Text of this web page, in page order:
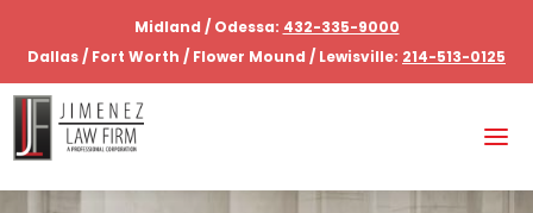
Midland / Odessa: 432-335-9000
Dallas / Fort Worth / Flower Mound / Lewisville: 214-513-0125